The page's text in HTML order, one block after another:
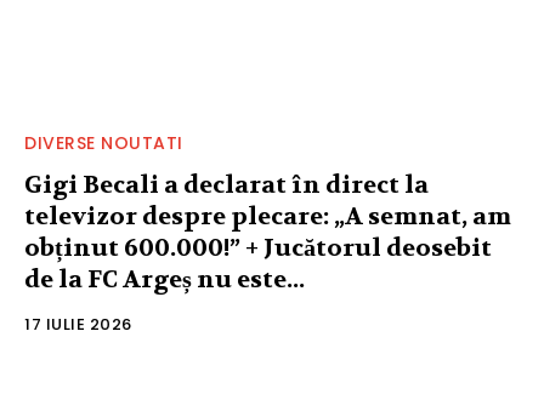
DIVERSE NOUTATI
Gigi Becali a declarat în direct la
televizor despre plecare: „A semnat, am
obținut 600.000!” + Jucătorul deosebit
de la FC Argeș nu este...
17 IULIE 2026